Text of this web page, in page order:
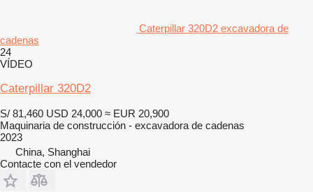
Caterpillar 320D2 excavadora de
cadenas
24
VÍDEO
Caterpillar 320D2
S/ 81,460 USD 24,000 ≈ EUR 20,900
Maquinaria de construcción - excavadora de cadenas
2023
China, Shanghai
Contacte con el vendedor